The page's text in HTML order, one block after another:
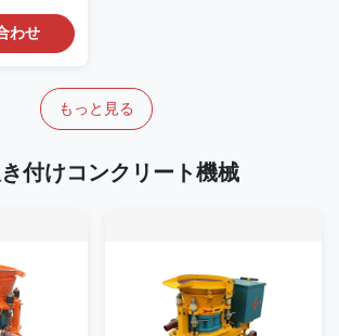
わせ
もっと見る
付けコンクリート機械